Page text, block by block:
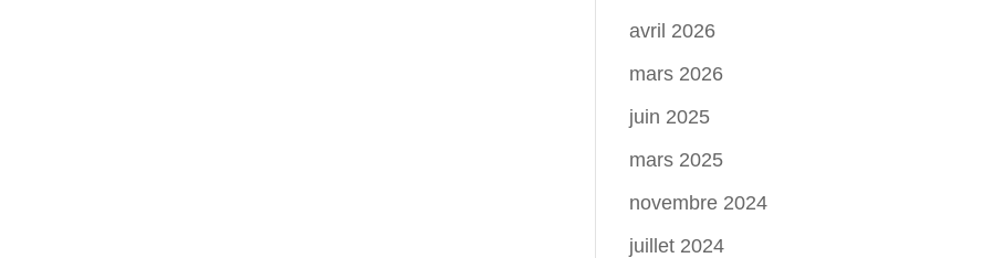
avril 2026
mars 2026
juin 2025
mars 2025
novembre 2024
juillet 2024